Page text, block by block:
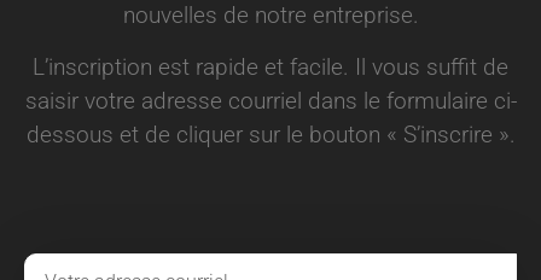
nouvelles de notre entreprise.
L’inscription est rapide et facile. Il vous suffit de
saisir votre adresse courriel dans le formulaire ci-
dessous et de cliquer sur le bouton « S’inscrire ».